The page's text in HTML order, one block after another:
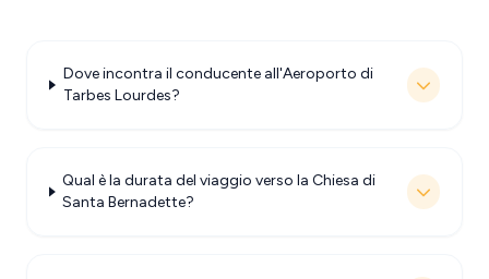
Dove incontra il conducente all'Aeroporto di
Tarbes Lourdes?
Qual è la durata del viaggio verso la Chiesa di
Santa Bernadette?